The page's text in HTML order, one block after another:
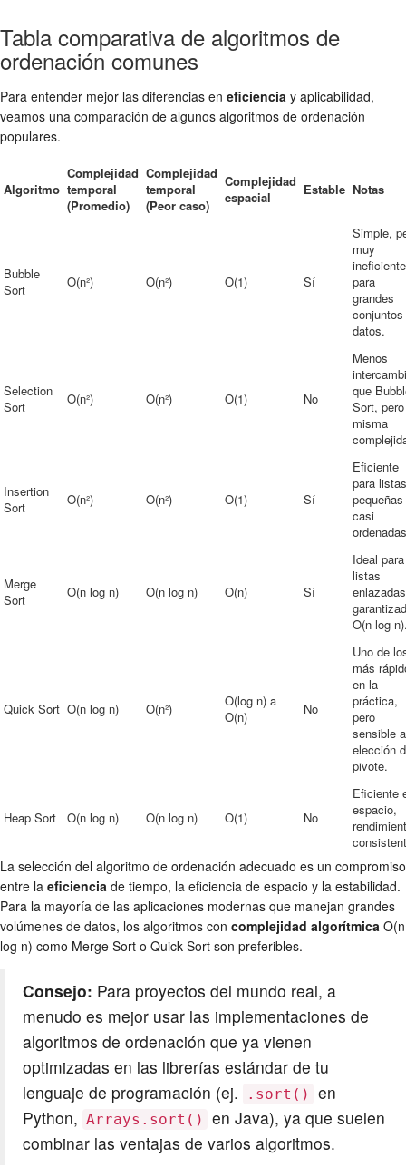
Tabla comparativa de algoritmos de
ordenación comunes
Para entender mejor las diferencias en eficiencia y aplicabilidad,
veamos una comparación de algunos algoritmos de ordenación
populares.
Algoritmo
Complejidad
temporal
(Promedio)
Complejidad
temporal
(Peor caso)
Complejidad
espacial
Estable Notas
Bubble
Sort
O(n²) O(n²) O(1) Sí
Simple,
muy
ineficiente
para
grandes
datos.
Selection
Sort
O(n²) O(n²) O(1) No
Menos
que
Sort, pero
misma
Insertion
Sort
O(n²) O(n²) O(1) Sí
Eficiente
para listas
casi
Merge
Sort
O(n log n) O(n log n) O(n) Sí
Ideal para
listas
O(n log
Quick Sort O(n log n) O(n²)
O(log n) a
O(n)
No
Uno de
más
en la
práctica,
pero
sensible
elección
pivote.
Heap Sort O(n log n) O(n log n) O(1) No
Eficiente
espacio,
La selección del algoritmo de ordenación adecuado es un compromiso
entre la eficiencia de tiempo, la eficiencia de espacio y la estabilidad.
Para la mayoría de las aplicaciones modernas que manejan grandes
volúmenes de datos, los algoritmos con complejidad algorítmica O(n
log n) como Merge Sort o Quick Sort son preferibles.
Consejo: Para proyectos del mundo real, a
menudo es mejor usar las implementaciones de
algoritmos de ordenación que ya vienen
optimizadas en las librerías estándar de tu
lenguaje de programación (ej.
.sort()
en
Python, Arrays.sort()
en Java), ya que suelen
combinar las ventajas de varios algoritmos.